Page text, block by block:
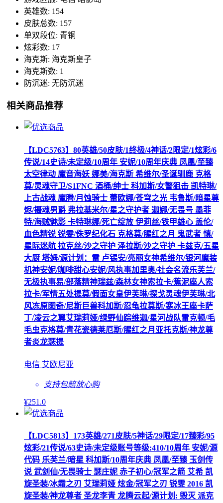
英雄数: 154
皮肤总数: 157
单双段位: 青铜
炫彩数: 17
海克斯: 海克斯皇子
海克斯数: 1
防沉迷: 无防沉迷
相关商品推荐
【LDC5763】80英雄/50皮肤/1终极/4神话/2限定/1炫彩/6
传说/14史诗/未定级/10周年 安妮/10周年庆典 凤凰/至臻
太空律动 魔音海妖 娜美/海克斯 希维尔/圣诞驯鹿 克格
莫/灵魂守卫/S1FNC 酒桶/绅士 科加斯/女警狙击 凯特琳/
上古战魂 魔腾/月蚀骑士 蕾欧娜/苍穹之光 韦鲁斯/暗星尊
烬/摄魂男爵 弗拉基米尔/星之守护者 迦娜/无畏号 墨菲
特/海贼魅影 卡特琳娜/死亡绽放 伊莉丝/铁甲雄心 盖伦/
血色精锐 锐雯/侏罗纪化石 克格莫/腥红之月 鬼武者 慎/
星际迷航 拉克丝/沙之守护 泽拉斯/沙之守护 卡兹克/五星
大厨 塔姆/源计划：雷 卢锡安/亮丽女神希维尔/银河魔装
机神安妮/咖啡甜心安妮/风执事加里奥/社会名流乐芙兰/
无极执事易/部落精神瑞兹/森林女神索拉卡/蕉泥座人索
拉卡/军情五处提莫/假面女皇伊芙琳/探戈灵魂伊芙琳/北
风冻原图奇/尼斯巨兽科加斯/忍龟拉莫斯/寒冰王座卡萨
丁/凌云之翼艾瑞莉娅/绿野仙踪维迦/星河战队雷克顿/毛
毛虫克格莫/青花瓷德莱厄斯/腥红之月亚托克斯/神龙尊
者炎龙瑟提
电信 艾欧尼亚
支持包赔放心购
¥251 .0
【LDC5813】173英雄/271皮肤/5神话/29限定/17臻彩/95
炫彩/21传说/63史诗/未定级账号等级:410/10周年 安妮/源
代码 乐芙兰/暗星 科加斯/10周年庆典 凤凰/至臻 玉剑传
说 武剑仙/无畏骑士 瑟庄妮 赤子初心/冠军之箭 艾希 凯
旋圣装/冰霜之刃 艾瑞莉娅 炫金/冠军之刃 锐雯 2016 凯
旋圣装/神龙尊者 圣龙李青 龙腾云起/源计划: 毁灭 派克